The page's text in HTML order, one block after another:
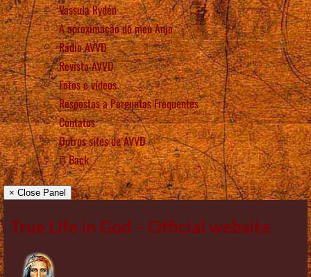
Vassula Rydén
A aproximação do meu Anjo
Rádio AVVD
Revista AVVD
Fotos e vídeos
Respostas a Perguntas Frequentes
Contatos
Outros sítes de AVVD
Back
× Close Panel
True Life in God – Official website